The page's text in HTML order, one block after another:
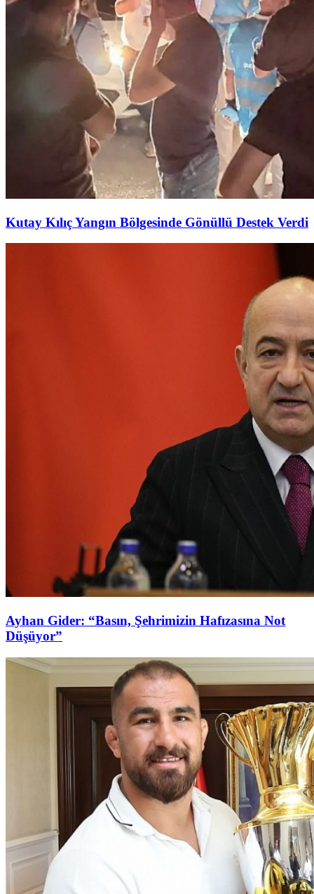
Kutay Kılıç Yangın Bölgesinde Gönüllü Destek Verdi
Ayhan Gider: “Basın, Şehrimizin Hafızasına Not
Düşüyor”